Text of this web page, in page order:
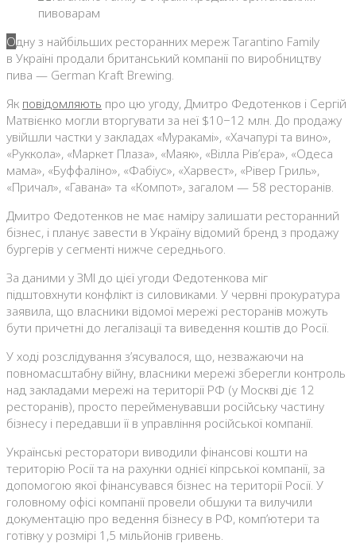
Одну з найбільших ресторанних мереж Tarantino Family
в Україні продали британський компанії по виробництву
пива — German Kraft Brewing.
Як повідомляють про цю угоду, Дмитро Федотенков і Сергій
Матвієнко могли вторгувати за неї $10−12 млн. До продажу
увійшли частки у закладах «Муракамі», «Хачапурі та вино»,
«Руккола», «Маркет Плаза», «Маяк», «Вілла Рів’єра», «Одеса
мама», «Буффаліно», «Фабіус», «Харвест», «Рівер Гриль»,
«Причал», «Гавана» та «Компот», загалом — 58 ресторанів.
Дмитро Федотенков не має наміру залишати ресторанний
бізнес, і планує завести в Україну відомий бренд з продажу
бургерів у сегменті нижче середнього.
За даними у ЗМІ до цієї угоди Федотенкова міг
підштовхнути конфлікт із силовиками. У червні прокуратура
заявила, що власники відомої мережі ресторанів можуть
бути причетні до легалізації та виведення коштів до Росії.
У ході розслідування з’ясувалося, що, незважаючи на
повномасштабну війну, власники мережі зберегли контроль
над закладами мережі на території РФ (у Москві діє 12
ресторанів), просто перейменувавши російську частину
бізнесу і передавши її в управління російської компанії.
Українські ресторатори виводили фінансові кошти на
територію Росії та на рахунки однієї кіпрської компанії, за
допомогою якої фінансувався бізнес на території Росії. У
головному офісі компанії провели обшуки та вилучили
документацію про ведення бізнесу в РФ, комп’ютери та
готівку у розмірі 1,5 мільйонів гривень.